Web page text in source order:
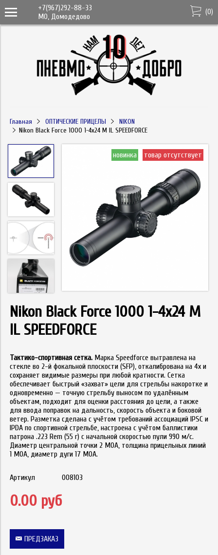
+7(967)292-88-33
МО, Домодедово
(0)
Главная ОПТИЧЕСКИЕ ПРИЦЕЛЫ
NIKON
Nikon Black Force 1000 1-4x24 M IL SPEEDFORCE
новинка товар отсутствует
Nikon Black Force 1000 1-4x24 M
IL SPEEDFORCE
Тактико-спортивная сетка. Марка Speedforce вытравлена на
стекле во 2-й фокальной плоскости (SFP), откалибрована на 4x и
сохраняет видимые размеры при любой кратности. Сетка
обеспечивает быстрый «захват» цели для стрельбы накоротке и
одновременно — точную стрельбу выносом по удалённым
объектам, подходит для оценки расстояния до цели, а также
для ввода поправок на дальность, скорость объекта и боковой
ветер. Разметка сделана с учётом требований ассоциаций IPSC и
IPDA по спортивной стрельбе, настроена с учётом баллистики
патрона .223 Rem (55 г) с начальной скоростью пули 990 м/с.
Диаметр центральной точки 2 MOA, толщина прицельных линий
1 MOA, диаметр дуги 17 MOA.
Артикул 008103
0.00 руб
ПРЕДЗАКАЗ